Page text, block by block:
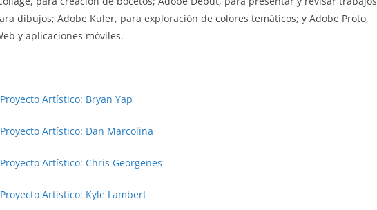
dibujos; Adobe Kuler, para exploración de colores temáticos; y Adobe Proto,
y aplicaciones móviles.
Artístico: Bryan Yap
Artístico: Dan Marcolina
Artístico: Chris Georgenes
Artístico: Kyle Lambert